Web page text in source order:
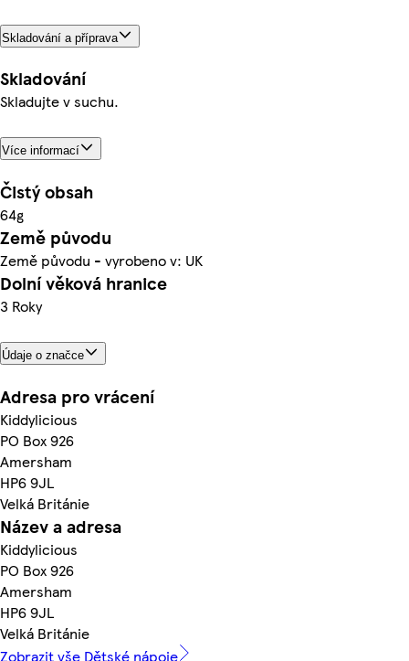
Skladování a příprava
Skladování
Skladujte v suchu.
Více informací
Čistý obsah
64g
Země původu
Země původu - vyrobeno v: UK
Dolní věková hranice
3 Roky
Údaje o značce
Adresa pro vrácení
Kiddylicious
PO Box 926
Amersham
HP6 9JL
Velká Británie
Název a adresa
Kiddylicious
PO Box 926
Amersham
HP6 9JL
Velká Británie
Zobrazit vše Dětské nápoje